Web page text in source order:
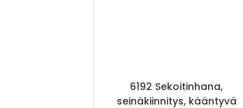
6192 Sekoitinhana,
seinäkiinnitys, kääntyvä